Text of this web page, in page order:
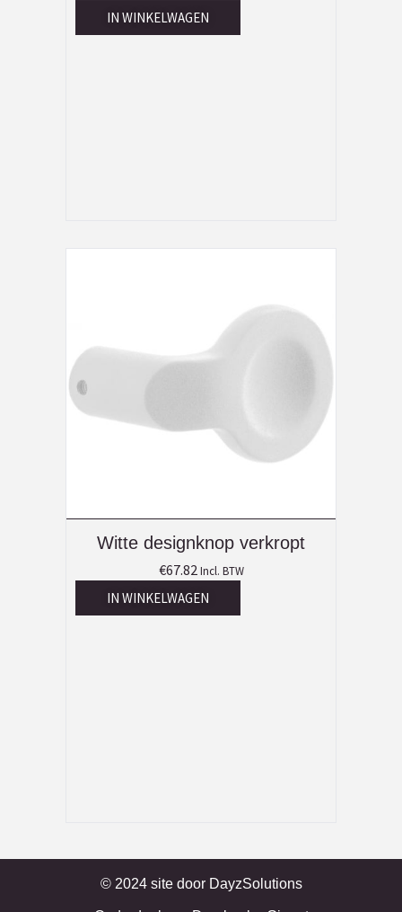
IN WINKELWAGEN
Witte designknop verkropt
€67.82 Incl. BTW
IN WINKELWAGEN
© 2024 site door DayzSolutions